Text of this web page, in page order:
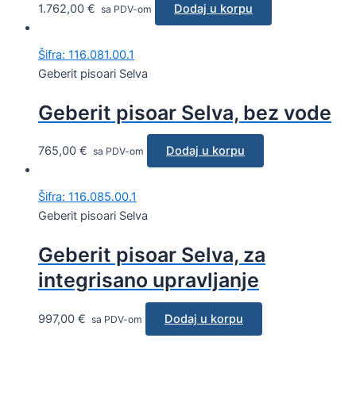
1.762,00 € sa PDV-om Dodaj u korpu
Šifra: 116.081.00.1
Geberit pisoari Selva
Geberit pisoar Selva, bez vode
765,00 € sa PDV-om Dodaj u korpu
Šifra: 116.085.00.1
Geberit pisoari Selva
Geberit pisoar Selva, za
integrisano upravljanje
997,00 € sa PDV-om Dodaj u korpu